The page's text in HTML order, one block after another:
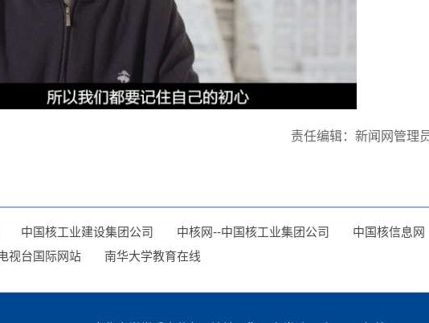
责任编辑：新闻网管理
中国核工业建设集团公司 中核网--中国核工业集团公司 中国核信息网
视台国际网站 南华大学教育在线